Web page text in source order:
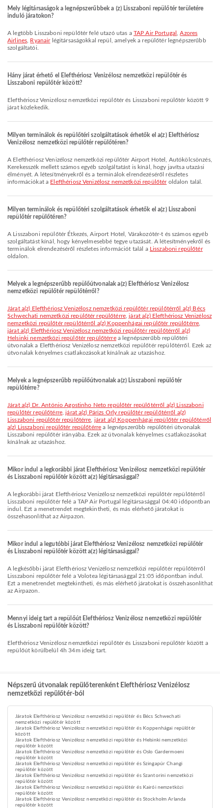
Mely légitársaságok a legnépszerűbbek a (z) Lisszaboni repülőtér területére
induló járatokon?
A legtöbb Lisszaboni repülőtér felé utazó utas a TAP Air Portugal ,Azores
Airlines Ryanairlégitársaságokkal repül, amelyek a repülőtér legnépszerűbb
szolgáltatói.
Hány járat érhető el Elefthériosz Venizélosz nemzetközi repülőtér és
Lisszaboni repülőtér között?
Elefthériosz Venizélosz nemzetközi repülőtér és Lisszaboni repülőtér között 9
járat közlekedik.
Milyen terminálok és repülőtéri szolgáltatások érhetők el a(z) Elefthériosz
Venizélosz nemzetközi repülőtér repülőtéren?
A Elefthériosz Venizélosz nemzetközi repülőtér Airport Hotel, Autókölcsönzés,
Kerekesszék mellett számos egyéb szolgáltatást is kínál, hogy javítsa utazási
élményét. A létesítményekről és a terminálok elrendezéséről részletes
információkat a Elefthériosz Venizélosz nemzetközi repülőtéroldalon talál.
Milyen terminálok és repülőtéri szolgáltatások érhetők el a(z) Lisszaboni
repülőtér repülőtéren?
A Lisszaboni repülőtér Étkezés, Airport Hotel, Várakozótér-t és számos egyéb
szolgáltatást kínál, hogy kényelmesebbé tegye utazását. A létesítményekről és
terminálok elrendezéséről részletes információt talál a Lisszaboni repülőtér
oldalon.
Melyek a legnépszerűbb repülőútvonalak a(z) Elefthériosz Venizélosz
nemzetközi repülőtér repülőtérről?
járat a(z) Elefthériosz Venizélosz nemzetközi repülőtér repülőtérről a(z) Bécs
Schwechati nemzetközi repülőtér repülőtérre ,járat a(z) Elefthériosz Venizélosz
nemzetközi repülőtér repülőtérről a(z) Koppenhágai repülőtér repülőtérre
járat a(z) Elefthériosz Venizélosz nemzetközi repülőtér repülőtérről a(z)
Helsinki nemzetközi repülőtér repülőtérrea legnépszerűbb repülőtéri
útvonalak a Elefthériosz Venizélosz nemzetközi repülőtér repülőtérről. Ezek az
útvonalak kényelmes csatlakozásokat kínálnak az utazáshoz.
Melyek a legnépszerűbb repülőútvonalak a(z) Lisszaboni repülőtér
repülőtérre?
járat a(z) Dr. António Agostinho Neto repülőtér repülőtérről a(z) Lisszaboni
repülőtér repülőtérre,járat a(z) Párizs Orly repülőtér repülőtérről a(z)
Lisszaboni repülőtér repülőtérre járat a(z) Koppenhágai repülőtér repülőtérről
a(z) Lisszaboni repülőtér repülőtérre a legnépszerűbb repülőtéri útvonalak
Lisszaboni repülőtér irányába. Ezek az útvonalak kényelmes csatlakozásokat
kínálnak az utazáshoz.
Mikor indul a legkorábbi járat Elefthériosz Venizélosz nemzetközi repülőtér
és Lisszaboni repülőtér között a(z) légitársasággal?
A legkorábbi járat Elefthériosz Venizélosz nemzetközi repülőtér repülőtérről
Lisszaboni repülőtér felé a TAP Air Portugal légitársasággal 04:40 időpontban
indul. Ezt a menetrendet megtekintheti, és más elérhető járatokat is
összehasonlíthat az Airpazon.
Mikor indul a legutóbbi járat Elefthériosz Venizélosz nemzetközi repülőtér
és Lisszaboni repülőtér között a(z) légitársasággal?
A legkésőbbi járat Elefthériosz Venizélosz nemzetközi repülőtér repülőtérről
Lisszaboni repülőtér felé a Volotea légitársasággal 21:05 időpontban indul.
Ezt a menetrendet megtekintheti, és más elérhető járatokat is összehasonlíthat
az Airpazon.
Mennyi ideig tart a repülőút Elefthériosz Venizélosz nemzetközi repülőtér
és Lisszaboni repülőtér között?
Elefthériosz Venizélosz nemzetközi repülőtér és Lisszaboni repülőtér között a
repülőút körülbelül 4h 34m ideig tart.
Népszerű útvonalak repülőterenként Elefthériosz Venizélosz
nemzetközi repülőtér-ból
Járatok Elefthériosz Venizélosz nemzetközi repülőtér és Bécs Schwechati
nemzetközi repülőtér között
Járatok Elefthériosz Venizélosz nemzetközi repülőtér és Koppenhágai repülőtér
között
Járatok Elefthériosz Venizélosz nemzetközi repülőtér és Helsinki nemzetközi
repülőtér között
Járatok Elefthériosz Venizélosz nemzetközi repülőtér és Oslo Gardermoeni
repülőtér között
Járatok Elefthériosz Venizélosz nemzetközi repülőtér és Szingapúr Changi
repülőtér között
Járatok Elefthériosz Venizélosz nemzetközi repülőtér és Szantorini nemzetközi
repülőtér között
Járatok Elefthériosz Venizélosz nemzetközi repülőtér és Kairói nemzetközi
repülőtér között
Járatok Elefthériosz Venizélosz nemzetközi repülőtér és Stockholm Arlanda
repülőtér között